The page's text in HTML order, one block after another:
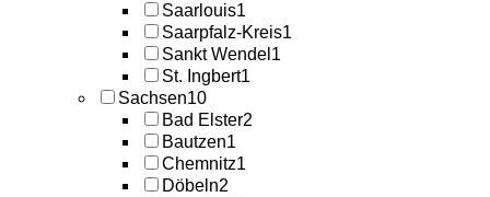
Saarlouis1
Saarpfalz-Kreis1
Sankt Wendel 1
St. Ingbert1
Sachsen10
Bad Elster2
Bautzen1
Chemnitz1
Döbeln2